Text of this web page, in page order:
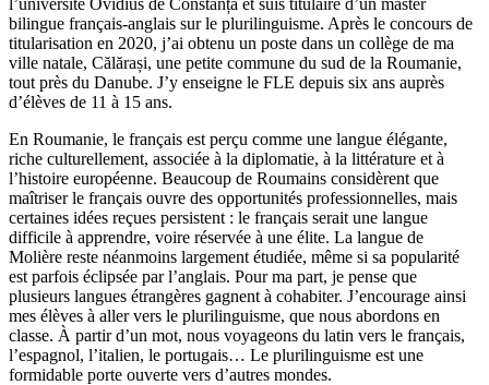
bilingue français-anglais sur le plurilinguisme. Après le concours de
titularisation en 2020, j’ai obtenu un poste dans un collège de ma
ville natale, Călărași, une petite commune du sud de la Roumanie,
tout près du Danube. J’y enseigne le FLE depuis six ans auprès
d’élèves de 11 à 15 ans.
En Roumanie, le français est perçu comme une langue élégante,
riche culturellement, associée à la diplomatie, à la littérature et à
l’histoire européenne. Beaucoup de Roumains considèrent que
maîtriser le français ouvre des opportunités professionnelles, mais
certaines idées reçues persistent : le français serait une langue
difficile à apprendre, voire réservée à une élite. La langue de
Molière reste néanmoins largement étudiée, même si sa popularité
est parfois éclipsée par l’anglais. Pour ma part, je pense que
plusieurs langues étrangères gagnent à cohabiter. J’encourage ainsi
mes élèves à aller vers le plurilinguisme, que nous abordons en
classe. À partir d’un mot, nous voyageons du latin vers le français,
l’espagnol, l’italien, le portugais… Le plurilinguisme est une
formidable porte ouverte vers d’autres mondes.